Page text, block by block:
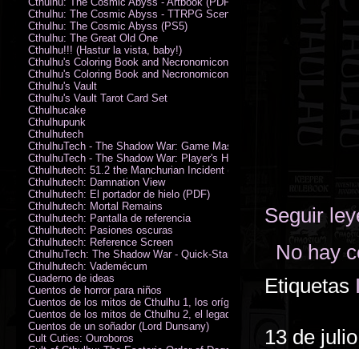
Seguir
No hay
Etiquetas
13 de
Cthulhu: The Cosmic Abyss - TTRPG Scenario - Arkham Horror (PDF)
Cthulhu: The Cosmic Abyss (PS5)
Cthulhu: The Great Old One
Cthulhu!!! (Hastur la vista, baby!)
Cthulhu's Coloring Book and Necronomicon of Sunny Day Doings
Cthulhu's Coloring Book and Necronomicon of Sunny Day Doings New
Cthulhu's Vault
Cthulhu's Vault Tarot Card Set
Cthulhucake
Cthulhupunk
Cthulhutech
CthulhuTech - The Shadow War: Game Master's Guide (PDF)
CthulhuTech - The Shadow War: Player's Handbook (PDF)
Cthulhutech: 51.2 the Manchurian Incident (PDF)
Cthulhutech: Damnation View
Cthulhutech: El portador de hielo (PDF)
Cthulhutech: Mortal Remains
Cthulhutech: Pantalla de referencia
Cthulhutech: Pasiones oscuras
Cthulhutech: Reference Screen
CthulhuTech: The Shadow War - Quick-Start Rules (PDF)
Cthulhutech: Vademécum
Cuaderno de ideas
Cuentos de horror para niños
Cuentos de los mitos de Cthulhu 1, los orígenes
Cuentos de los mitos de Cthulhu 2, el legado
Cuentos de un soñador (Lord Dunsany)
Cult Cuties: Ouroboros